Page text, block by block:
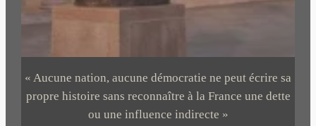
« Aucune nation, aucune démocratie ne peut écrire sa
propre histoire sans reconnaître à la France une dette
ou une influence indirecte »